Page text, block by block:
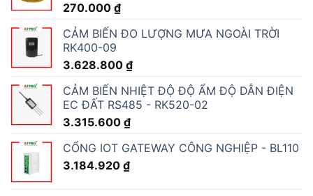
270.000 ₫
CẢM BIẾN ĐO LƯỢNG MƯA NGOÀI TRỜI
RK400-09
3.628.800 ₫
CẢM BIẾN NHIỆT ĐỘ ĐỘ ẨM ĐỘ DẪN ĐIỆN
EC ĐẤT RS485 - RK520-02
3.315.600 ₫
CỔNG IOT GATEWAY CÔNG NGHIỆP - BL110
3.184.920 ₫